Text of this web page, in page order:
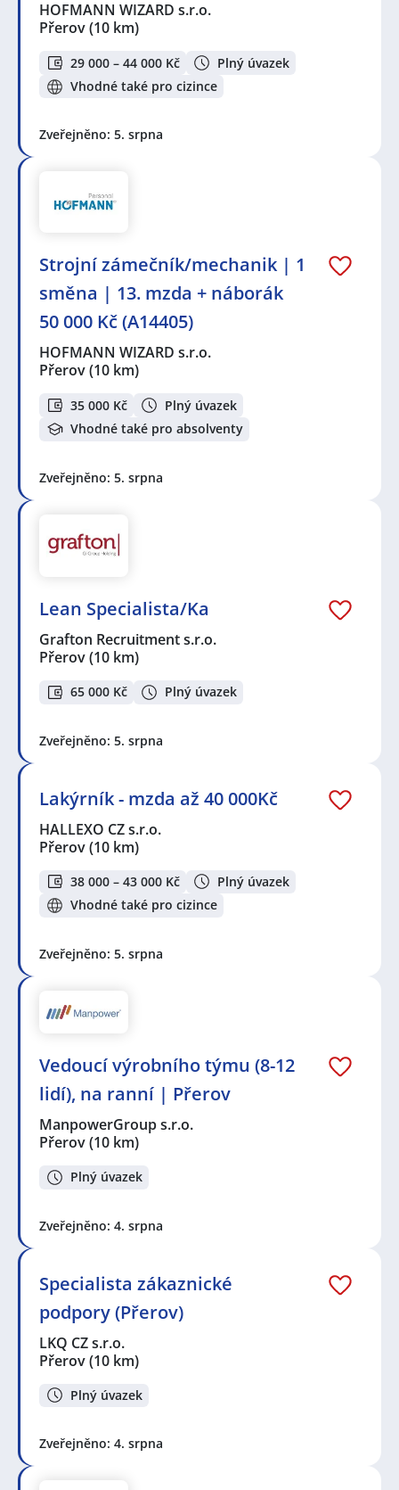
HOFMANN WIZARD s.r.o.
Přerov(10 km)
29 000 – 44 000 Kč
Plný úvazek
Vhodné také pro cizince
Zveřejněno: 5. srpna
Strojní zámečník/mechanik | 1
směna | 13. mzda + náborák
50 000 Kč (A14405)
HOFMANN WIZARD s.r.o.
Přerov(10 km)
35 000 Kč
Plný úvazek
Vhodné také pro absolventy
Zveřejněno: 5. srpna
Lean Specialista/Ka
Grafton Recruitment s.r.o.
Přerov(10 km)
65 000 Kč Plný úvazek
Zveřejněno: 5. srpna
Lakýrník - mzda až 40 000Kč
HALLEXO CZ s.r.o.
Přerov(10 km)
38 000 – 43 000 Kč
Plný úvazek
Vhodné také pro cizince
Zveřejněno: 5. srpna
Vedoucí výrobního týmu (8-12
lidí), na ranní | Přerov
ManpowerGroup s.r.o.
Přerov(10 km)
Plný úvazek
Zveřejněno: 4. srpna
Specialista zákaznické
podpory (Přerov)
LKQ CZ s.r.o.
Přerov(10 km)
Plný úvazek
Zveřejněno: 4. srpna